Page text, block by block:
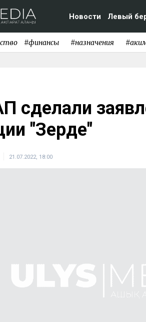
Новости Левый
#финансы #назначения
сделали
"Зерде"
21.07.2022, 18:00